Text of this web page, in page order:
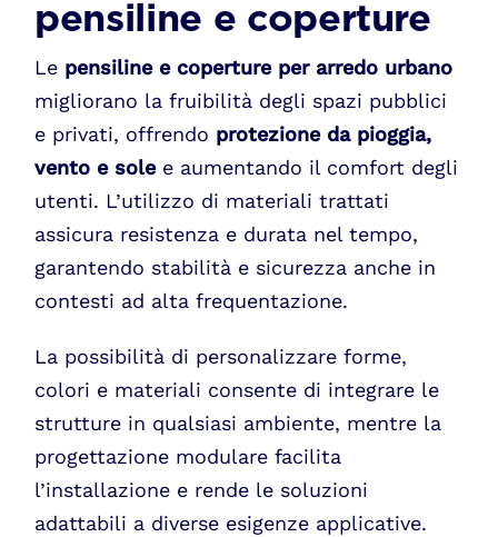
pensiline e coperture
Le pensiline e coperture per arredo urbano
migliorano la fruibilità degli spazi pubblici
e privati, offrendo protezione da pioggia,
vento e solee aumentando il comfort degli
utenti. L’utilizzo di materiali trattati
assicura resistenza e durata nel tempo,
garantendo stabilità e sicurezza anche in
contesti ad alta frequentazione.
La possibilità di personalizzare forme,
colori e materiali consente di integrare le
strutture in qualsiasi ambiente, mentre la
progettazione modulare facilita
l’installazione e rende le soluzioni
adattabili a diverse esigenze applicative.